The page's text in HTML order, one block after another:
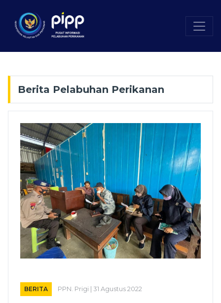
Berita Pelabuhan Perikanan
BERITA PPN. Prigi | 31 Agustus 2022